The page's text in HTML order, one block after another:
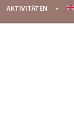
AKTIVITÄTEN